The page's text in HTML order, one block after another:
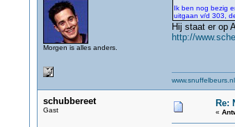
Morgen is alles anders.
Ik ben nog bezig
uitgaan v/d 303,
Hij staat er op
http://
www.snuffelbeurs.nl
schubbereet
Gast
Re:
«